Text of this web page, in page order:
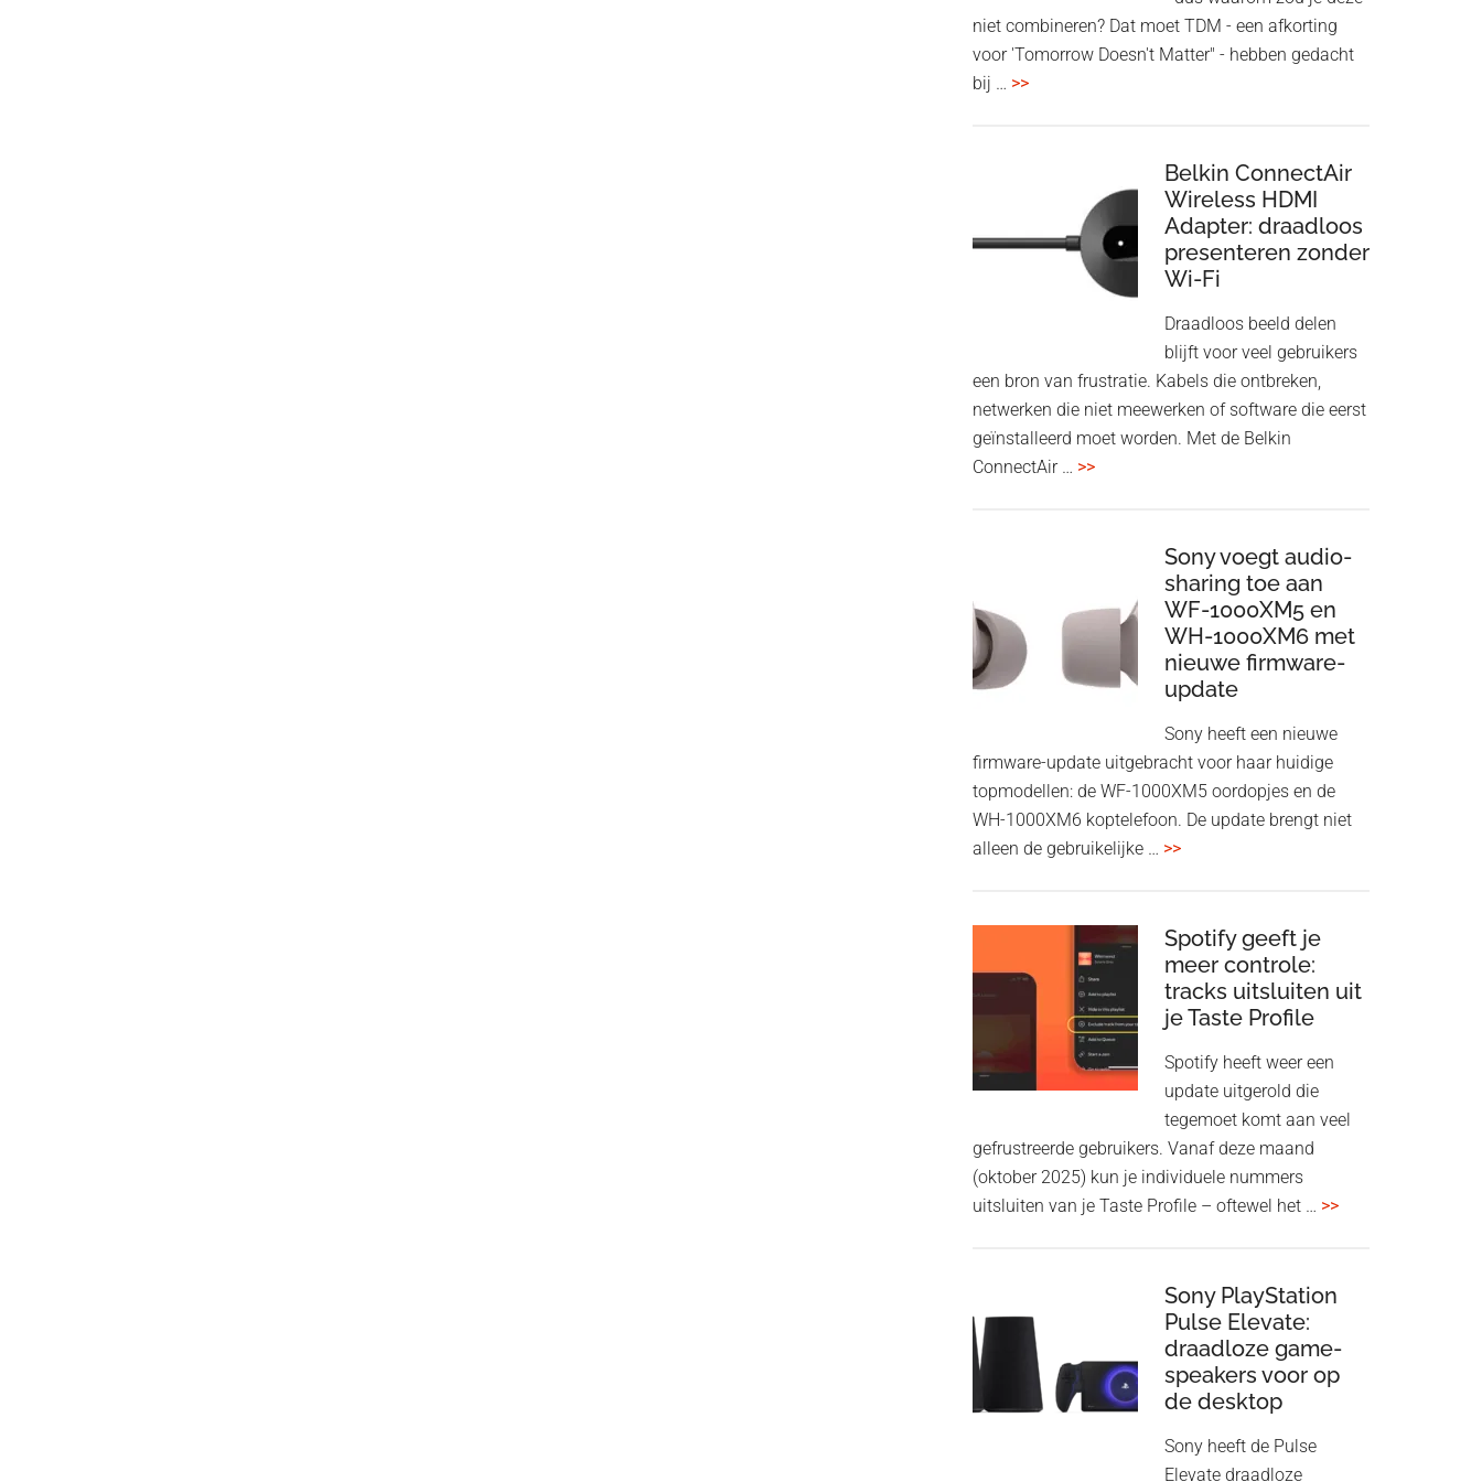
niet combineren? Dat moet TDM - een afkorting
voor 'Tomorrow Doesn't Matter" - hebben gedacht
bij … >>overHoofdtelefoon
twist
Belkin ConnectAir
Wireless HDMI
Adapter: draadloos
presenteren zonder
Wi-Fi
Draadloos beeld delen
blijft voor veel gebruikers
een bron van frustratie. Kabels die ontbreken,
netwerken die niet meewerken of software die eerst
geïnstalleerd moet worden. Met de Belkin
ConnectAir … >>overBelkin
draadloos
presenteren
zonder
Wi-
Sony voegt audio-
sharing toe aan
WF-1000XM5 en
WH-1000XM6 met
nieuwe firmware-
update
Sony heeft een nieuwe
firmware-update uitgebracht voor haar huidige
topmodellen: de WF-1000XM5 oordopjes en de
WH-1000XM6 koptelefoon. De update brengt niet
alleen de gebruikelijke … >>overSony
sharing
toe
aan
WF-
1000XM6
Spotify geeft je
meer controle:
tracks uitsluiten uit
je Taste Profile
Spotify heeft weer een
update uitgerold die
tegemoet komt aan veel
gefrustreerde gebruikers. Vanaf deze maand
(oktober 2025) kun je individuele nummers
uitsluiten van je Taste Profile – oftewel het … >>overSpotify
tracks
uitsluiten
Sony PlayStation
Pulse Elevate:
draadloze game-
speakers voor op
de desktop
Sony heeft de Pulse
Elevate draadloze